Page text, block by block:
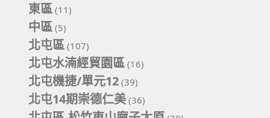
東區 (11)
中區 (5)
北屯區 (107)
北屯水湳經貿園區 (16)
北屯機捷/單元12 (39)
北屯14期崇德仁美 (36)